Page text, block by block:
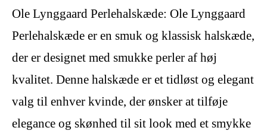
Ole Lynggaard Perlehalskæde: Ole Lynggaard
Perlehalskæde er en smuk og klassisk halskæde,
der er designet med smukke perler af høj
kvalitet. Denne halskæde er et tidløst og elegant
valg til enhver kvinde, der ønsker at tilføje
elegance og skønhed til sit look med et smykke